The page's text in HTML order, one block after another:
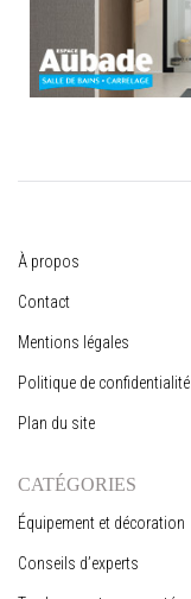
À propos
Contact
Mentions légales
Politique de confidentialité
Plan du site
CATÉGORIES
Équipement et décoration
Conseils d’experts